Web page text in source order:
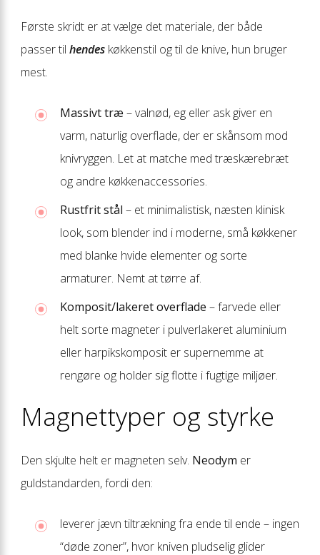
Første skridt er at vælge det materiale, der både
passer til hendes køkkenstil og til de knive, hun bruger
mest.
Massivt træ – valnød, eg eller ask giver en
varm, naturlig overflade, der er skånsom mod
knivryggen. Let at matche med træskærebræt
og andre køkkenaccessories.
Rustfrit stål – et minimalistisk, næsten klinisk
look, som blender ind i moderne, små køkkener
med blanke hvide elementer og sorte
armaturer. Nemt at tørre af.
Komposit/lakeret overflade – farvede eller
helt sorte magneter i pulverlakeret aluminium
eller harpiks­komposit er supernemme at
rengøre og holder sig flotte i fugtige miljøer.
Magnettyper og styrke
Den skjulte helt er magneten selv. Neodym er
guldstandarden, fordi den:
leverer jævn tiltrækning fra ende til ende – ingen
“døde zoner”, hvor kniven pludselig glider